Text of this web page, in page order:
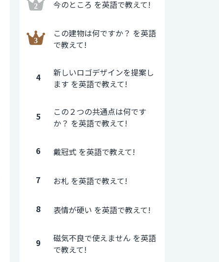
今のところ を英語で教えて!
この建物は何ですか？ を英語
で教えて!
4
新しいロゴデザインを提案し
ます を英語で教えて!
5
この２つの共通点は何です
か？ を英語で教えて!
6 戴冠式 を英語で教えて!
7 お札 を英語で教えて!
8 表情が硬い を英語で教えて!
9
磁気不良で使えません を英語
で教えて!